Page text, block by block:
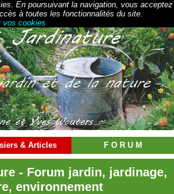
En poursuivant la navigation, vous acceptez
à toutes les fonctionnalités du site.
vos cookies
& Articles F O R U M
- Forum jardin, jardinage,
environnement